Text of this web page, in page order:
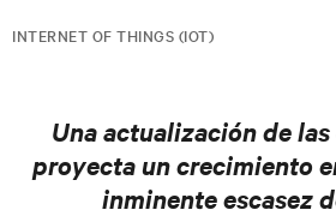
INTERNET OF THINGS (IOT)
Una actualización de
proyecta un crecimiento
inminente escasez